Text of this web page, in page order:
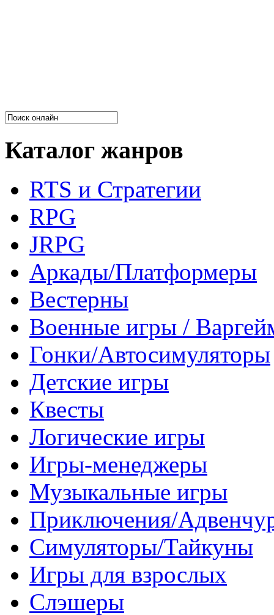
Каталог жанров
RTS и Стратегии
RPG
JRPG
Аркады/Платформеры
Вестерны
Военные игры /
Гонки/Автосимуляторы
Детские игры
Квесты
Логические игры
Игры-менеджеры
Музыкальные игры
Приключения/
Симуляторы/Тайкуны
Игры для взрослых
Слэшеры